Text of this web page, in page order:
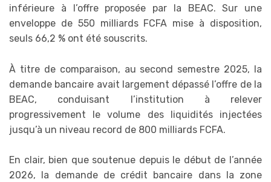
inférieure à l’offre proposée par la BEAC. Sur une
enveloppe de 550 milliards FCFA mise à disposition,
seuls 66,2 % ont été souscrits.
À titre de comparaison, au second semestre 2025, la
demande bancaire avait largement dépassé l’offre de la
BEAC, conduisant l’institution à relever
progressivement le volume des liquidités injectées
jusqu’à un niveau record de 800 milliards FCFA.
En clair, bien que soutenue depuis le début de l’année
2026, la demande de crédit bancaire dans la zone